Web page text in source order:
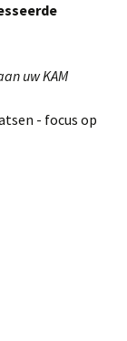
uw KAM
- focus op